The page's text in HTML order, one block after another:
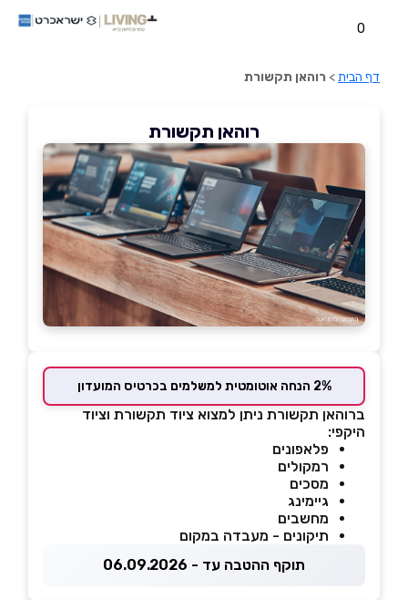
0
דף הבית> רוהאן תקשורת
רוהאן תקשורת
2% הנחה אוטומטית למשלמים בכרטיס המועדון
ברוהאן תקשורת ניתן למצוא ציוד תקשורת וציוד
היקפי:
פלאפונים
רמקולים
מסכים
גיימינג
מחשבים
תיקונים - מעבדה במקום
תוקף ההטבה עד - 06.09.2026